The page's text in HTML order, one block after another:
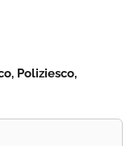
Poliziesco,